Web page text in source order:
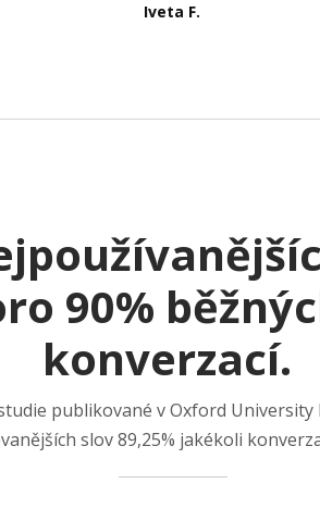
Iveta F.
90%
konverzací.
publikované v Oxford University
slov 89,25% jakékoli